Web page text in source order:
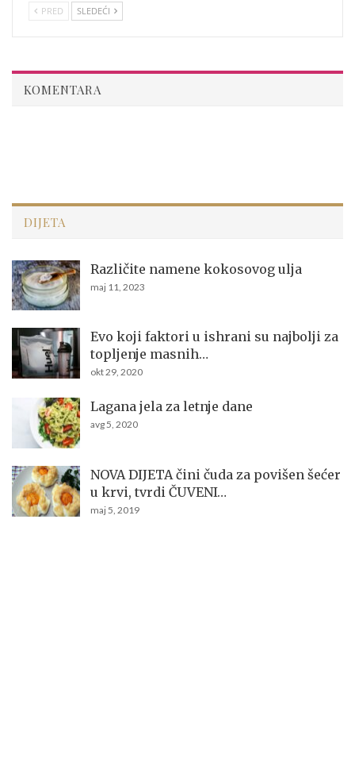
PRED SLEDEĆI
KOMENTARA
DIJETA
Različite namene kokosovog ulja
maj 11, 2023
Evo koji faktori u ishrani su najbolji za
topljenje masnih…
okt 29, 2020
Lagana jela za letnje dane
avg 5, 2020
NOVA DIJETA čini čuda za povišen šećer
u krvi, tvrdi ČUVENI…
maj 5, 2019